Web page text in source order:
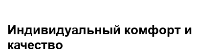
Индивидуальный комфорт и
качество